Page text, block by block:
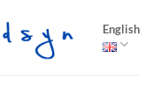
English